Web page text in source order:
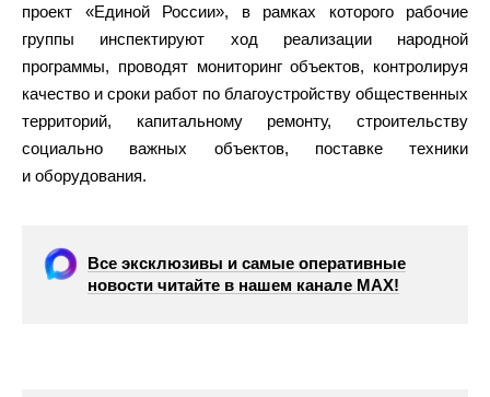
проект «Единой России», в рамках которого рабочие
группы инспектируют ход реализации народной
программы, проводят мониторинг объектов, контролируя
качество и сроки работ по благоустройству общественных
территорий, капитальному ремонту, строительству
социально важных объектов, поставке техники
и оборудования.
Все эксклюзивы и самые оперативные
новости читайте в нашем канале МАХ!